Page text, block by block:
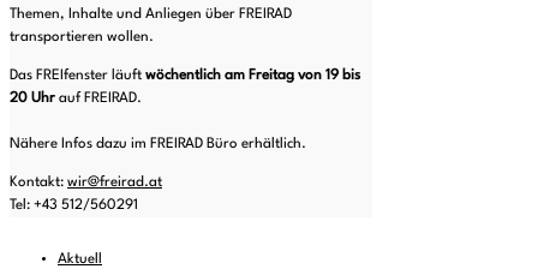
Themen, Inhalte und Anliegen über FREIRAD
transportieren wollen.
Das FREIfenster läuft wöchentlich am Freitag von 19 bis
20 Uhr auf FREIRAD.
Nähere Infos dazu im FREIRAD Büro erhältlich.
Kontakt: wir@freirad.at
Tel: +43 512/560291
Aktuell